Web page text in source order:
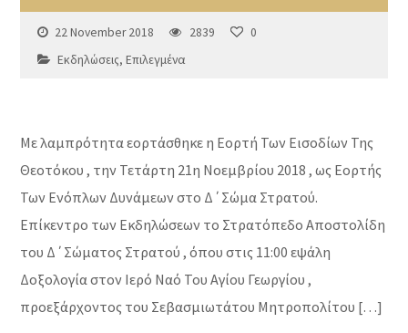
22 November 2018 2839
0
Εκδηλώσεις,Επιλεγμένα
Με λαμπρότητα εορτάσθηκε η Εορτή Των Εισοδίων Της
Θεοτόκου , την Τετάρτη 21η Νοεμβρίου 2018 , ως Εορτής
Των Ενόπλων Δυνάμεων στο Δ΄Σώμα Στρατού.
Επίκεντρο των Εκδηλώσεων το Στρατόπεδο Αποστολίδη
του Δ΄Σώματος Στρατού , όπου στις 11:00 εψάλη
Δοξολογία στον Ιερό Ναό Του Αγίου Γεωργίου ,
προεξάρχοντος του Σεβασμιωτάτου Μητροπολίτου […]